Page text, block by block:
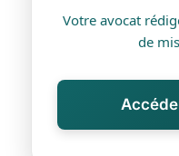
Votre avocat
de